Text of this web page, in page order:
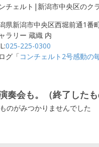
チェルト|新潟市中央区のク
県新潟市中央区西堀前通1番
ラリー 蔵織 内
025-225-0300
グ「コンチェルト2号感動の
奏会も。（終了したも
のがみつかりませんでした